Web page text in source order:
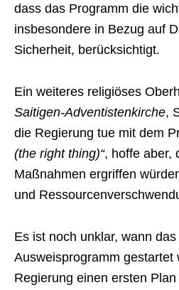
dass das Programm die
insbesondere in Bezug auf
Sicherheit, berücksichtigt.
Ein weiteres religiöses
Saitigen-Adventistenkirche,
die Regierung tue mit dem
(the right thing)“, hoffe aber,
Maßnahmen ergriffen
und
Es ist noch unklar, wann
Ausweisprogramm gestartet
Regierung einen ersten